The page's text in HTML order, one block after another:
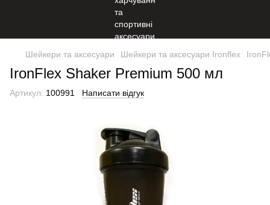
Шейкери та аксесуари Шейкери та аксесуари Ironflex
IronFlex Shaker Premium 500 мл
Артикул: 100991 Написати відгук